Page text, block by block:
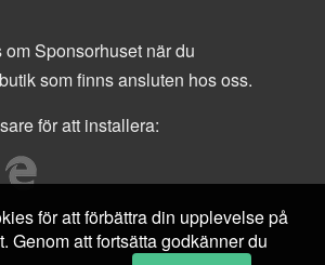
Sponsorhuset när du
som finns ansluten hos oss.
för att installera:
för att förbättra din upplevelse på
Genom att fortsätta godkänner du